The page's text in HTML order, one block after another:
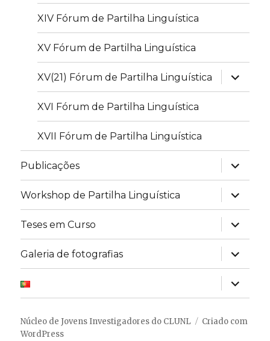
XIV Fórum de Partilha Linguística
XV Fórum de Partilha Linguística
XV(21) Fórum de Partilha Linguística
expandir
XVI Fórum de Partilha Linguística
XVII Fórum de Partilha Linguística
Publicações
expandir
Workshop de Partilha Linguística
expandir
Teses em Curso
expandir
Galeria de fotografias
expandir
expandir
Núcleo de Jovens Investigadores do CLUNL
Criado com
WordPress